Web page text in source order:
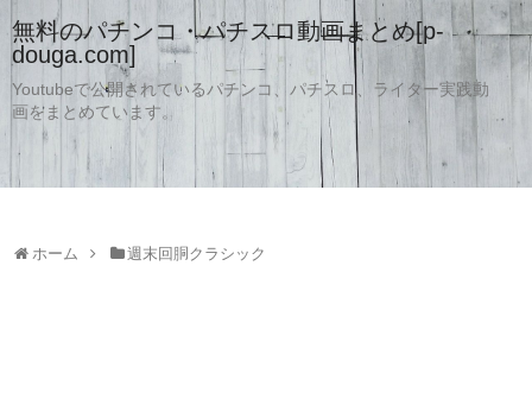
無料のパチンコ・パチスロ動画まとめ[p-
douga.com]
Youtubeで公開されているパチンコ、パチスロ、ライター実践動
画をまとめています。
ホーム 週末回胴クラシック